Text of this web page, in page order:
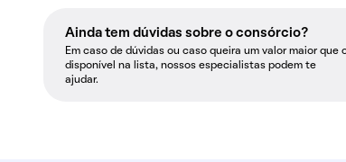
Ainda tem dúvidas sobre o consórcio?
Em caso de dúvidas ou caso queira um valor maior que
disponível na lista, nossos especialistas podem te
ajudar.